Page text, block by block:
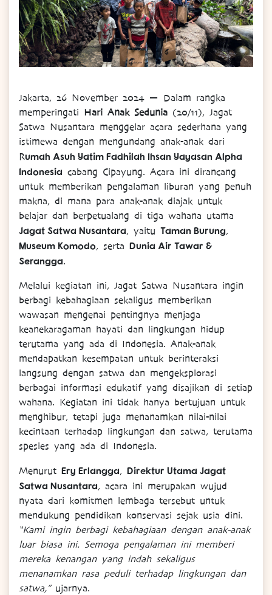
Jakarta, 26 November 2024— Dalam rangka
memperingati Hari Anak Sedunia (20/11), Jagat
Satwa Nusantara menggelar acara sederhana yang
istimewa dengan mengundang anak-anak dari
Rumah Asuh Yatim Fadhilah Ihsan Yayasan Alpha
Indonesia cabang Cipayung. Acara ini dirancang
untuk memberikan pengalaman liburan yang penuh
makna, di mana para anak-anak diajak untuk
belajar dan berpetualang di tiga wahana utama
Jagat Satwa Nusantara, yaitu Taman Burung,
Museum Komodo, serta Dunia Air Tawar &
Serangga.
Melalui kegiatan ini, Jagat Satwa Nusantara ingin
berbagi kebahagiaan sekaligus memberikan
wawasan mengenai pentingnya menjaga
keanekaragaman hayati dan lingkungan hidup
terutama yang ada di Indonesia. Anak-anak
mendapatkan kesempatan untuk berinteraksi
langsung dengan satwa dan mengeksplorasi
berbagai informasi edukatif yang disajikan di setiap
wahana. Kegiatan ini tidak hanya bertujuan untuk
menghibur, tetapi juga menanamkan nilai-nilai
kecintaan terhadap lingkungan dan satwa, terutama
spesies yang ada di Indonesia.
Menurut Ery Erlangga, Direktur Utama Jagat
Satwa Nusantara, acara ini merupakan wujud
nyata dari komitmen lembaga tersebut untuk
mendukung pendidikan konservasi sejak usia dini.
“Kami ingin berbagi kebahagiaan dengan anak-anak
luar biasa ini. Semoga pengalaman ini memberi
mereka kenangan yang indah sekaligus
menanamkan rasa peduli terhadap lingkungan dan
satwa,”ujarnya.